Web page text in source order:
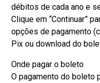
débitos de cada ano e
Clique em “Continuar”
opções de pagamento
Pix ou download do
Onde pagar o boleto
O pagamento do boleto